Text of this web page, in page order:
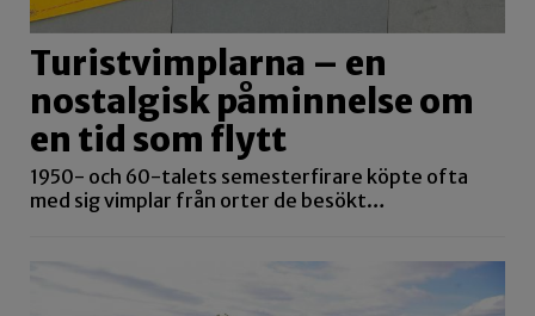
Turistvimplarna – en
nostalgisk påminnelse om
en tid som flytt
1950- och 60-talets semesterfirare köpte ofta
med sig vimplar från orter de besökt…